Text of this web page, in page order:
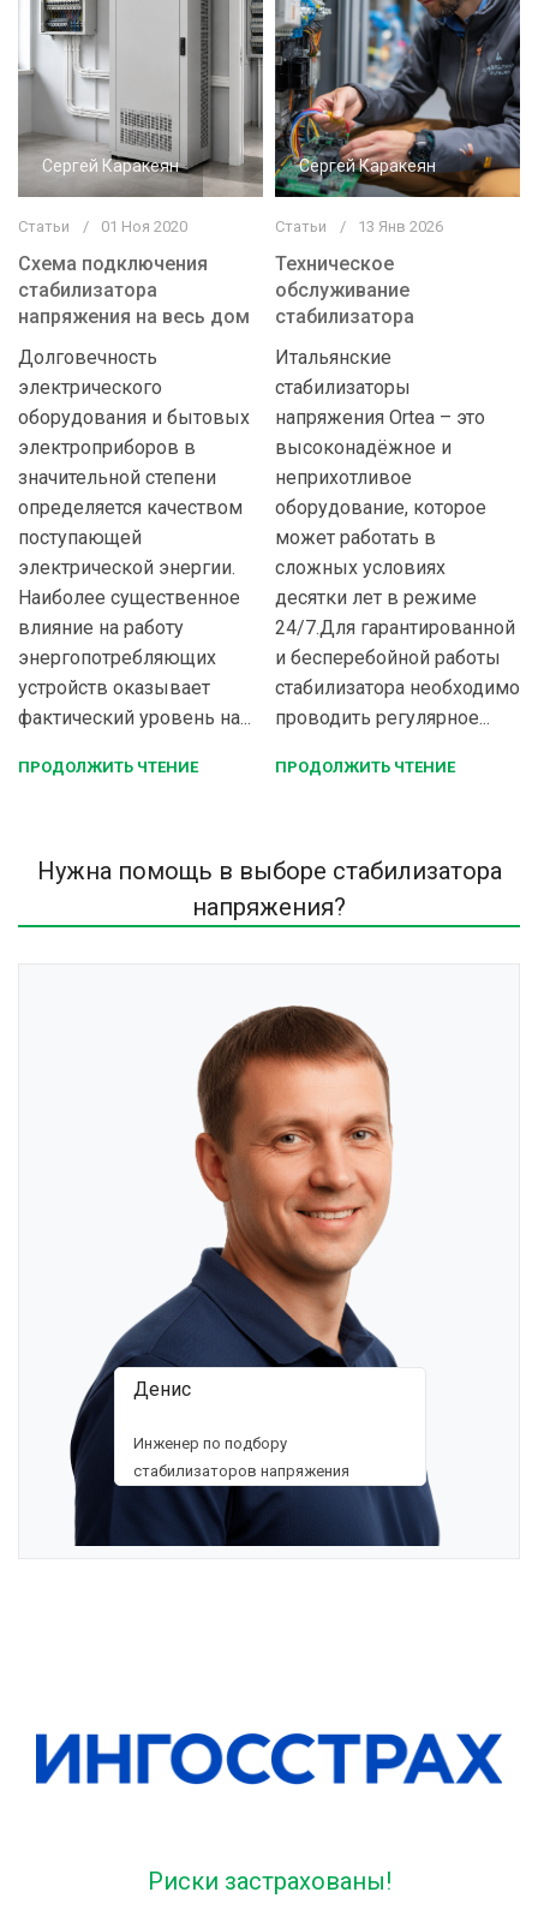
Сергей Каракеян
Статьи 01 Ноя 2020
Схема подключения
стабилизатора
напряжения на весь дом
Долговечность
электрического
оборудования и бытовых
электроприборов в
значительной степени
определяется качеством
поступающей
электрической энергии.
Наиболее существенное
влияние на работу
энергопотребляющих
устройств оказывает
фактический уровень на...
ПРОДОЛЖИТЬ ЧТЕНИЕ
Сергей Каракеян
Статьи 13 Янв 2026
Техническое
обслуживание
стабилизатора
Итальянские
стабилизаторы
напряжения Ortea – это
высоконадёжное и
неприхотливое
оборудование, которое
может работать в
сложных условиях
десятки лет в режиме
24/7.Для гарантированной
и бесперебойной работы
стабилизатора необходимо
проводить регулярное...
ПРОДОЛЖИТЬ ЧТЕНИЕ
Нужна помощь в выборе стабилизатора
напряжения?
Денис
Инженер по подбору
стабилизаторов напряжения
Риски застрахованы!